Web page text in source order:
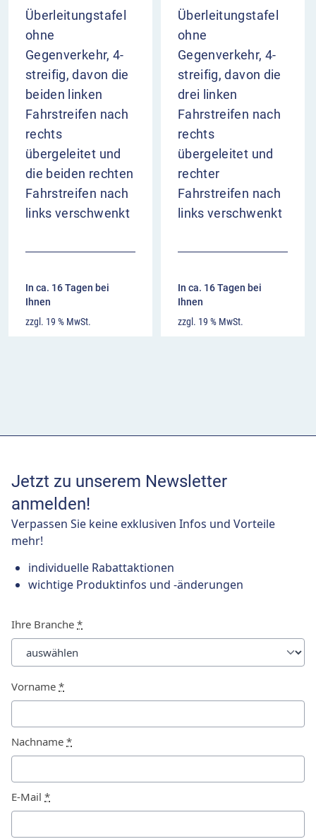
Überleitungstafel
ohne
Gegenverkehr, 4-
streifig, davon die
beiden linken
Fahrstreifen nach
rechts
übergeleitet und
die beiden rechten
Fahrstreifen nach
links verschwenkt
In ca. 16 Tagen bei
Ihnen
zzgl. 19 % MwSt.
Überleitungstafel
ohne
Gegenverkehr, 4-
streifig, davon die
drei linken
Fahrstreifen nach
rechts
übergeleitet und
rechter
Fahrstreifen nach
links verschwenkt
In ca. 16 Tagen bei
Ihnen
zzgl. 19 % MwSt.
Jetzt zu unserem Newsletter
anmelden!
Verpassen Sie keine exklusiven Infos und Vorteile
mehr!
individuelle Rabattaktionen
wichtige Produktinfos und -änderungen
Ihre Branche *
Vorname *
Nachname *
E-Mail *